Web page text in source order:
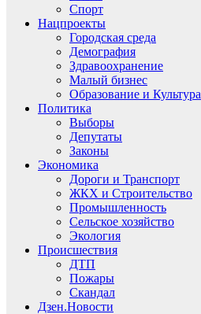
Спорт
Нацпроекты
Городская среда
Демография
Здравоохранение
Малый бизнес
Образование и Культура
Политика
Выборы
Депутаты
Законы
Экономика
Дороги и Транспорт
ЖКХ и Строительство
Промышленность
Сельское хозяйство
Экология
Происшествия
ДТП
Пожары
Скандал
Дзен.Новости